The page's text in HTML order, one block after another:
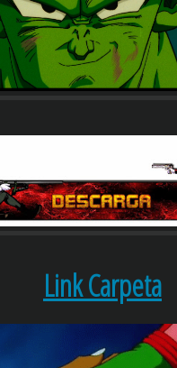
Link Carpeta